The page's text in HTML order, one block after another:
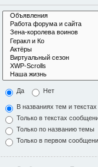
Да Нет
В названиях тем и
Только в текстах
Только по названию темы
Только в первом